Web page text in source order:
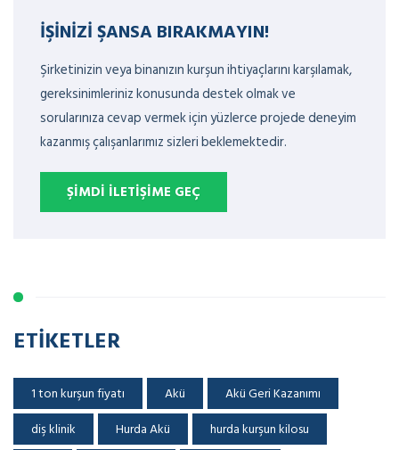
İŞINIZI ŞANSA BIRAKMAYIN!
Şirketinizin veya binanızın kurşun ihtiyaçlarını karşılamak,
gereksinimleriniz konusunda destek olmak ve
sorularınıza cevap vermek için yüzlerce projede deneyim
kazanmış çalışanlarımız sizleri beklemektedir.
ŞIMDI İLETIŞIME GEÇ
ETIKETLER
1 ton kurşun fiyatı Akü
Akü Geri Kazanımı
diş klinik
Hurda Akü
hurda kurşun kilosu